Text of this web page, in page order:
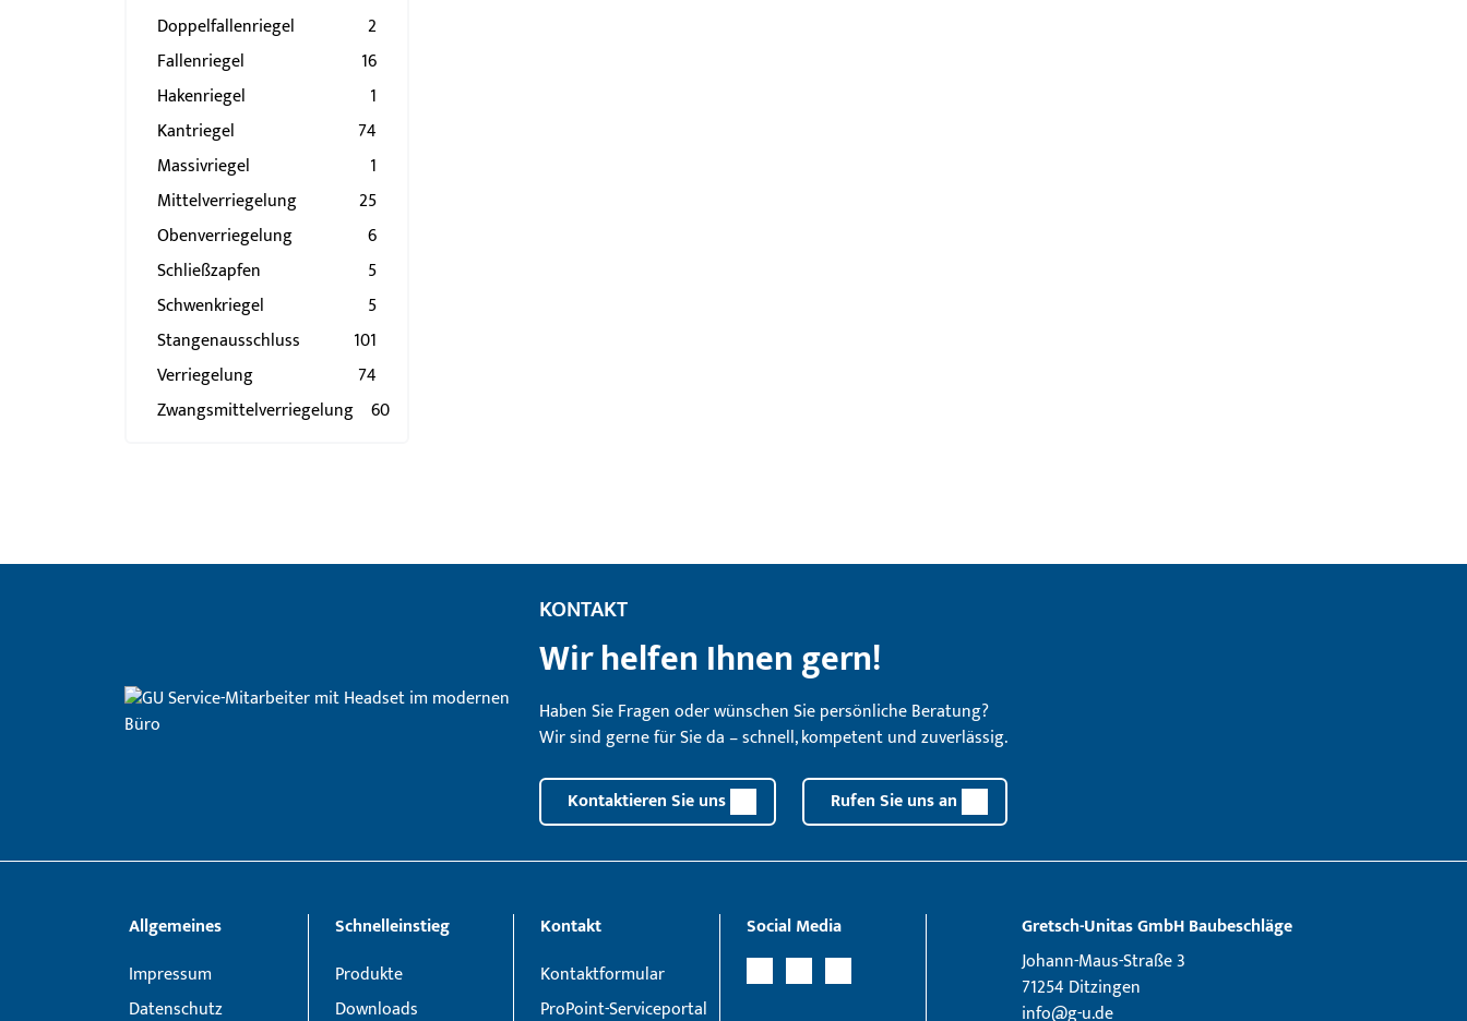
Seminare
Doppelfallenriegel
2
Fallenriegel
16
Hakenriegel
1
Kantriegel
74
Massivriegel
1
Mittelverriegelung
25
Obenverriegelung
6
Schließzapfen
5
Schwenkriegel
5
Stangenausschluss
101
Verriegelung
74
Zwangsmittelverriegelung 60
KONTAKT
Wir helfen Ihnen gern!
Haben Sie Fragen oder wünschen Sie persönliche Beratung?
Wir sind gerne für Sie da – schnell, kompetent und zuverlässig.
Kontaktieren Sie uns Rufen Sie uns an
Allgemeines
Impressum
Datenschutz
Schnelleinstieg
Produkte
Downloads
Kontakt
Kontaktformular
ProPoint-Serviceportal
Social Media
Gretsch­-Unitas GmbH Baubeschläge
Johann-Maus-Straße 3
71254 Ditzingen
info@g-u.de